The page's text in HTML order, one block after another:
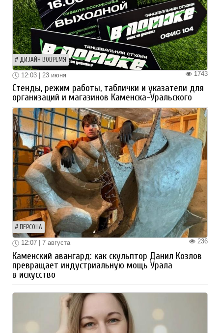
ДИЗАЙН ВОВРЕМЯ
1743
12:03 | 23 июня
Стенды, режим работы, таблички и указатели для
организаций и магазинов Каменска-Уральского
ПЕРСОНА
236
12:07 | 7 августа
Каменский авангард: как скульптор Данил Козлов
превращает индустриальную мощь Урала
в искусство